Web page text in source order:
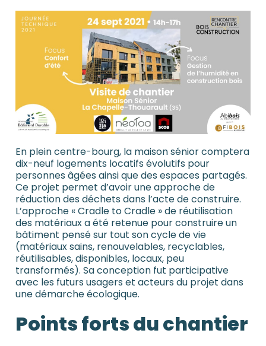
En plein centre-bourg, la maison sénior comptera
dix-neuf logements locatifs évolutifs pour
personnes âgées ainsi que des espaces partagés.
Ce projet permet d’avoir une approche de
réduction des déchets dans l’acte de construire.
L’approche « Cradle to Cradle » de réutilisation
des matériaux a été retenue pour construire un
bâtiment pensé sur tout son cycle de vie
(matériaux sains, renouvelables, recyclables,
réutilisables, disponibles, locaux, peu
transformés). Sa conception fut participative
avec les futurs usagers et acteurs du projet dans
une démarche écologique.
Points forts du chantier